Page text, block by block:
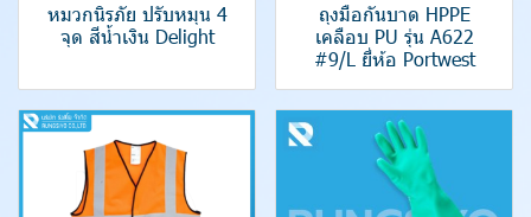
หมวกนิรภัย ปรับหมุน 4
จุด สีน้ำเงิน Delight
ถุงมือกันบาด HPPE
เคลือบ PU รุ่น A622
#9/L ยี่ห้อ Portwest